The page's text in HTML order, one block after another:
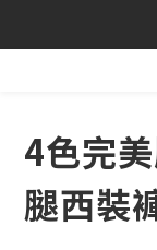
4色完
腿西裝